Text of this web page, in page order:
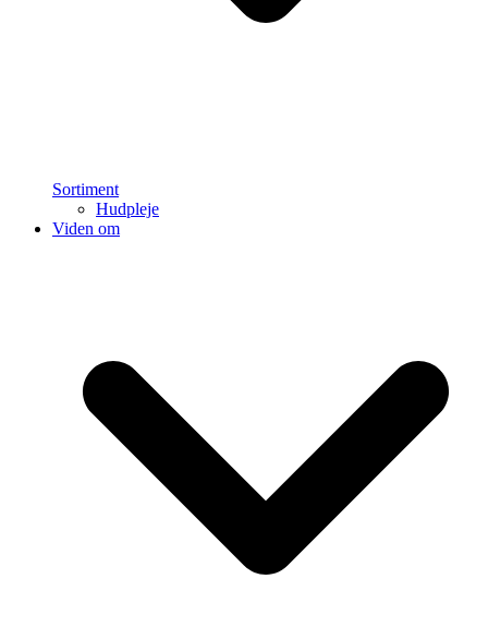
Sortiment
Hudpleje
Viden om